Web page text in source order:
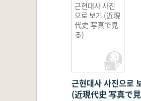
근현대사 사진
으로 보기 (近現
代史 写真で見
る)
근현대사 사진으로
(近現代史 写真で